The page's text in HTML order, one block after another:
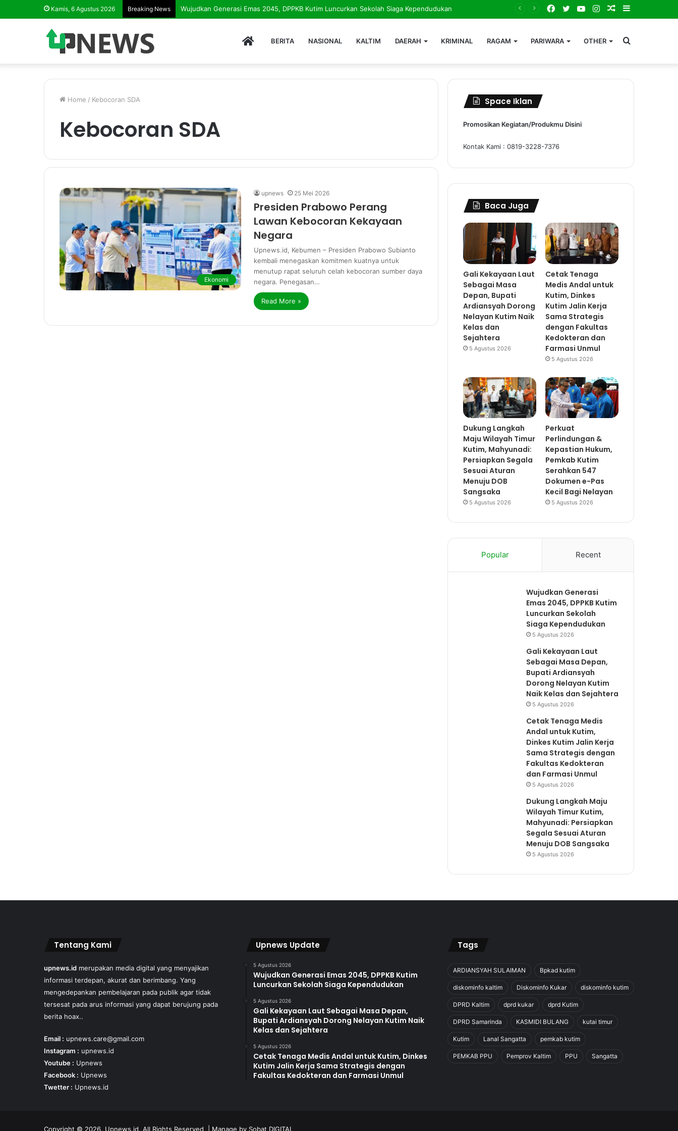
Kamis, 6 Agustus 2026 Breaking News
Random
Instagram
YouTube
Twitter
Facebook
HOMEBERITA NASIONAL KALTIM DAERAH KRIMINAL RAGAM PARIWARA OTHER Search
for
Home / Kebocoran SDA
Kebocoran SDA
Ekonomi
upnews 25 Mei 2026
Presiden Prabowo Perang
Lawan Kebocoran Kekayaan
Negara
Upnews.id, Kebumen – Presiden Prabowo Subianto
kembali menegaskan komitmen kuatnya untuk
menutup rapat seluruh celah kebocoran sumber daya
negara. Penegasan…
Read More »
Space Iklan
Promosikan Kegiatan/Produkmu Disini
Kontak Kami : 0819-3228-7376
Baca Juga
Gali Kekayaan Laut
Sebagai Masa
Depan, Bupati
Ardiansyah Dorong
Nelayan Kutim Naik
Kelas dan
Sejahtera
5 Agustus 2026
Cetak Tenaga
Medis Andal untuk
Kutim, Dinkes
Kutim Jalin Kerja
Sama Strategis
dengan Fakultas
Kedokteran dan
Farmasi Unmul
5 Agustus 2026
Dukung Langkah
Maju Wilayah Timur
Kutim, Mahyunadi:
Persiapkan Segala
Sesuai Aturan
Menuju DOB
Sangsaka
5 Agustus 2026
Perkuat
Perlindungan &
Kepastian Hukum,
Pemkab Kutim
Serahkan 547
Dokumen e-Pas
Kecil Bagi Nelayan
5 Agustus 2026
Popular Recent
Wujudkan Generasi
Emas 2045, DPPKB Kutim
Luncurkan Sekolah
Siaga Kependudukan
5 Agustus 2026
Gali Kekayaan Laut
Sebagai Masa Depan,
Bupati Ardiansyah
Dorong Nelayan Kutim
Naik Kelas dan Sejahtera
5 Agustus 2026
Cetak Tenaga Medis
Andal untuk Kutim,
Dinkes Kutim Jalin Kerja
Sama Strategis dengan
Fakultas Kedokteran
dan Farmasi Unmul
5 Agustus 2026
Dukung Langkah Maju
Wilayah Timur Kutim,
Mahyunadi: Persiapkan
Segala Sesuai Aturan
Menuju DOB Sangsaka
5 Agustus 2026
Tentang Kami
upnews.id merupakan media digital yang menyajikan
informasi terdepan, akurat dan berimbang. Yang
mengedepankan pembelajaran pada publik agar tidak
tersesat pada arus informasi yang dapat berujung pada
berita hoax..
Email : upnews.care@gmail.com
Instagram : upnews.id
Youtube : Upnews
Facebook : Upnews
Twetter : Upnews.id
Upnews Update
5 Agustus 2026
Wujudkan Generasi Emas 2045, DPPKB Kutim
Luncurkan Sekolah Siaga Kependudukan
5 Agustus 2026
Gali Kekayaan Laut Sebagai Masa Depan,
Bupati Ardiansyah Dorong Nelayan Kutim Naik
Kelas dan Sejahtera
5 Agustus 2026
Cetak Tenaga Medis Andal untuk Kutim, Dinkes
Kutim Jalin Kerja Sama Strategis dengan
Fakultas Kedokteran dan Farmasi Unmul
Tags
ARDIANSYAH SULAIMAN Bpkad kutim
diskominfo kaltim Diskominfo Kukar diskominfo kutim
DPRD Kaltim dprd kukar dprd Kutim
DPRD Samarinda KASMIDI BULANG kutai timur
Kutim Lanal Sangatta pemkab kutim
PEMKAB PPU Pemprov Kaltim PPU Sangatta
Copyright © 2026, Upnews.id. All Rights Reserved | Manage by Sobat DIGITAL